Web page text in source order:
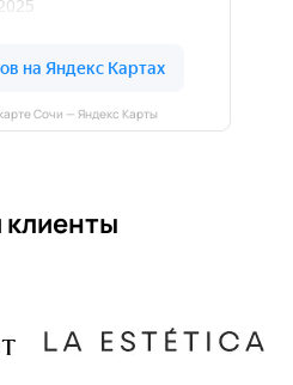
Сочи — Яндекс Карты